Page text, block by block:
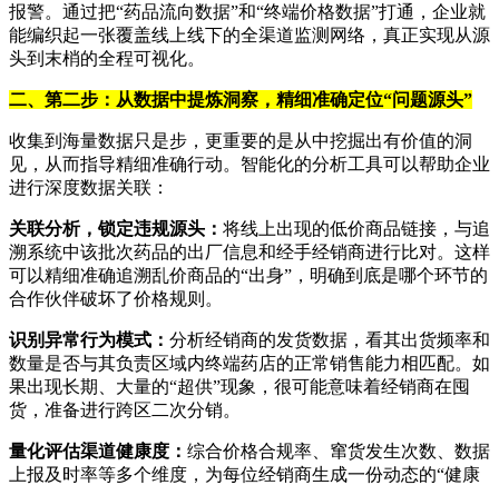
报警。通过把“药品流向数据”和“终端价格数据”打通，企业就
能编织起一张覆盖线上线下的全渠道监测网络，真正实现从源
头到末梢的全程可视化。
二、第二步：从数据中提炼洞察，精细准确定位“问题源头”
收集到海量数据只是步，更重要的是从中挖掘出有价值的洞
见，从而指导精细准确行动。智能化的分析工具可以帮助企业
进行深度数据关联：
关联分析，锁定违规源头： 将线上出现的低价商品链接，与追
溯系统中该批次药品的出厂信息和经手经销商进行比对。这样
可以精细准确追溯乱价商品的“出身”，明确到底是哪个环节的
合作伙伴破坏了价格规则。
识别异常行为模式： 分析经销商的发货数据，看其出货频率和
数量是否与其负责区域内终端药店的正常销售能力相匹配。如
果出现长期、大量的“超供”现象，很可能意味着经销商在囤
货，准备进行跨区二次分销。
量化评估渠道健康度： 综合价格合规率、窜货发生次数、数据
上报及时率等多个维度，为每位经销商生成一份动态的“健康